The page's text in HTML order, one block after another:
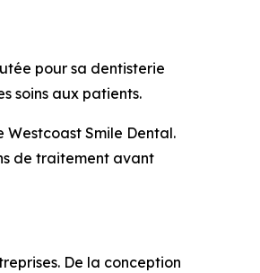
pour sa dentisterie
soins aux patients.
Westcoast Smile Dental.
de traitement avant
De la conception